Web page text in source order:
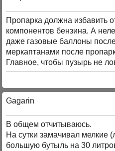
Пропарка должна избавить
компонентов бензина. А
даже газовые баллоны
меркаптанами после
Главное, чтобы пузырь не
Gagarin
В общем отчитываюсь.
На сутки замачивал мелкие
большую бутыль на 30